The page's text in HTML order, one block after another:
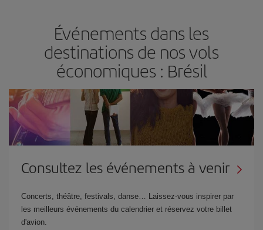
Événements dans les
destinations de nos vols
économiques : Brésil
Consultez les événements à venir
Concerts, théâtre, festivals, danse… Laissez-vous inspirer par
les meilleurs événements du calendrier et réservez votre billet
d'avion.